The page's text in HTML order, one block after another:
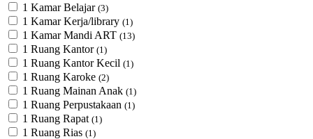
1 Kamar Belajar (3)
1 Kamar Kerja/library (1)
1 Kamar Mandi ART (13)
1 Ruang Kantor (1)
1 Ruang Kantor Kecil (1)
1 Ruang Karoke (2)
1 Ruang Mainan Anak (1)
1 Ruang Perpustakaan (1)
1 Ruang Rapat (1)
1 Ruang Rias (1)